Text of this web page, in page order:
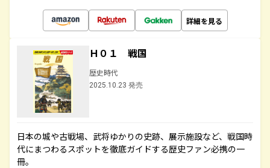
詳細を見る
Ｈ０１ 戦国
歴史時代
2025.10.23 発売
日本の城や古戦場、武将ゆかりの史跡、展示施設など、戦国時
代にまつわるスポットを徹底ガイドする歴史ファン必携の一
冊。